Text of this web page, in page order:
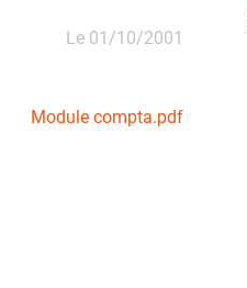
Le 01/10/2001
Module compta.pdf